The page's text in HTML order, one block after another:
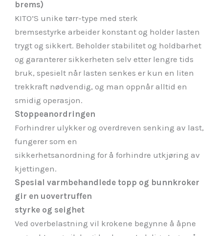
brems)
KITO’S unike tørr-type med sterk
bremsestyrke arbeider konstant og holder lasten
trygt og sikkert. Beholder stabilitet og holdbarhet
og garanterer sikkerheten selv etter lengre tids
bruk, spesielt når lasten senkes er kun en liten
trekkraft nødvendig, og man oppnår alltid en
smidig operasjon.
Stoppeanordringen
Forhindrer ulykker og overdreven senking av last,
fungerer som en
sikkerhetsanordning for å forhindre utkjøring av
kjettingen.
Spesial varmbehandlede topp og bunnkroker
gir en uovertruffen
styrke og seighet
Ved overbelastning vil krokene begynne å åpne